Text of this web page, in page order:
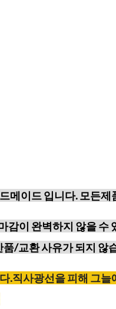
메이드 입니다. 모든
감이 완벽하지 않을 수
품/교환 사유가 되지 않
.직사광선을피해 그늘